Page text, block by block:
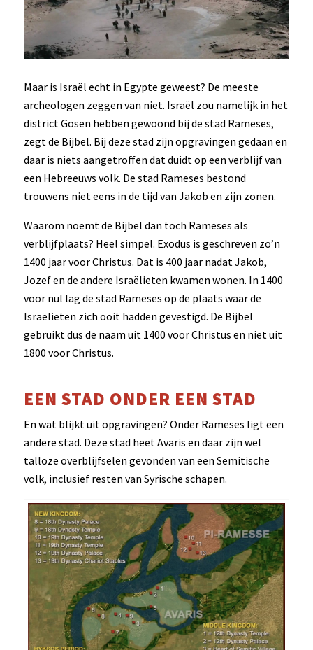
Maar is Israël echt in Egypte geweest? De meeste
archeologen zeggen van niet. Israël zou namelijk in het
district Gosen hebben gewoond bij de stad Rameses,
zegt de Bijbel. Bij deze stad zijn opgravingen gedaan en
daar is niets aangetroffen dat duidt op een verblijf van
een Hebreeuws volk. De stad Rameses bestond
trouwens niet eens in de tijd van Jakob en zijn zonen.
Waarom noemt de Bijbel dan toch Rameses als
verblijfplaats? Heel simpel. Exodus is geschreven zo’n
1400 jaar voor Christus. Dat is 400 jaar nadat Jakob,
Jozef en de andere Israëlieten kwamen wonen. In 1400
voor nul lag de stad Rameses op de plaats waar de
Israëlieten zich ooit hadden gevestigd. De Bijbel
gebruikt dus de naam uit 1400 voor Christus en niet uit
1800 voor Christus.
EEN STAD ONDER EEN STAD
En wat blijkt uit opgravingen? Onder Rameses ligt een
andere stad. Deze stad heet Avaris en daar zijn wel
talloze overblijfselen gevonden van een Semitische
volk, inclusief resten van Syrische schapen.